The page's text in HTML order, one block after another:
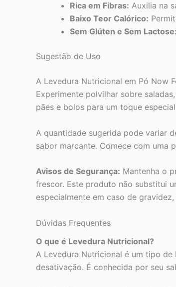
Rica em Fibras: Auxilia na
Baixo Teor Calórico:
Sem Glúten e Sem Lactose:
Sugestão de Uso
A Levedura Nutricional em Pó Now
Experimente polvilhar sobre
pães e bolos para um toque
A quantidade sugerida pode variar
sabor marcante. Comece com uma
Avisos de Segurança: Mantenha o
frescor. Este produto não substitui
especialmente em caso de
Dúvidas Frequentes
O que é Levedura Nutricional?
A Levedura Nutricional é um tipo de
desativação. É conhecida por seu